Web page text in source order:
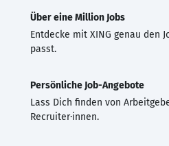
Über eine Million Jobs
Entdecke mit XING genau den
passt.
Persönliche Job-Angebote
Lass Dich finden von
Recruiter·innen.